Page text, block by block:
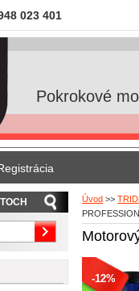
023 401
Pokrokové
Úvod >>
-12%